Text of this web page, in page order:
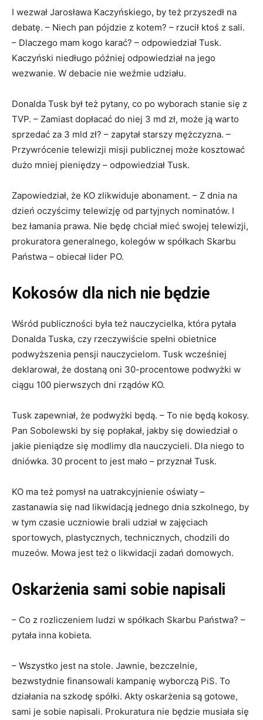
I wezwał Jarosława Kaczyńskiego, by też przyszedł na
debatę. – Niech pan pójdzie z kotem? – rzucił ktoś z sali.
– Dlaczego mam kogo karać? – odpowiedział Tusk.
Kaczyński niedługo później odpowiedział na jego
wezwanie. W debacie nie weźmie udziału.
Donalda Tusk był też pytany, co po wyborach stanie się z
TVP. – Zamiast dopłacać do niej 3 md zł, może ją warto
sprzedać za 3 mld zł? – zapytał starszy mężczyzna. –
Przywrócenie telewizji misji publicznej może kosztować
dużo mniej pieniędzy – odpowiedział Tusk.
Zapowiedział, że KO zlikwiduje abonament. – Z dnia na
dzień oczyścimy telewizję od partyjnych nominatów. I
bez łamania prawa. Nie będę chciał mieć swojej telewizji,
prokuratora generalnego, kolegów w spółkach Skarbu
Państwa – obiecał lider PO.
Kokosów dla nich nie będzie
Wśród publiczności była też nauczycielka, która pytała
Donalda Tuska, czy rzeczywiście spełni obietnice
podwyższenia pensji nauczycielom. Tusk wcześniej
deklarował, że dostaną oni 30-procentowe podwyżki w
ciągu 100 pierwszych dni rządów KO.
Tusk zapewniał, że podwyżki będą. – To nie będą kokosy.
Pan Sobolewski by się popłakał, jakby się dowiedział o
jakie pieniądze się modlimy dla nauczycieli. Dla niego to
dniówka. 30 procent to jest mało – przyznał Tusk.
KO ma też pomysł na uatrakcyjnienie oświaty –
zastanawia się nad likwidacją jednego dnia szkolnego, by
w tym czasie uczniowie brali udział w zajęciach
sportowych, plastycznych, technicznych, chodzili do
muzeów. Mowa jest też o likwidacji zadań domowych.
Oskarżenia sami sobie napisali
– Co z rozliczeniem ludzi w spółkach Skarbu Państwa? –
pytała inna kobieta.
– Wszystko jest na stole. Jawnie, bezczelnie,
bezwstydnie finansowali kampanię wyborczą PiS. To
działania na szkodę spółki. Akty oskarżenia są gotowe,
sami je sobie napisali. Prokuratura nie będzie musiała się